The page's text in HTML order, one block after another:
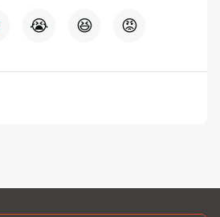
😭 😆 😡